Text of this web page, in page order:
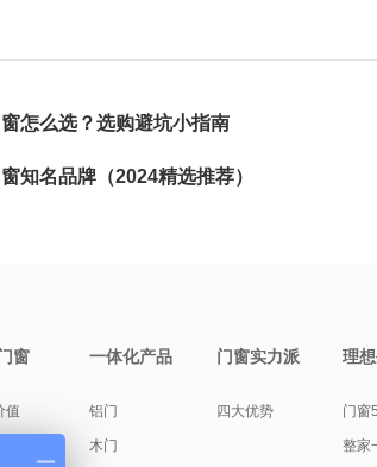
怎么选？选购避坑小指南
知名品牌（2024精选推荐）
窗
值
一体化产品
铝门
木门
门窗实力派
四大优势
理
门窗
整家